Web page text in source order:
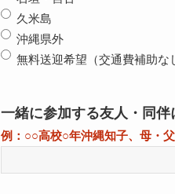
久米島
沖縄県外
無料送迎希望（交通費補助な
一緒に参加する友人・同伴
例：○○高校○年沖縄知子、母・